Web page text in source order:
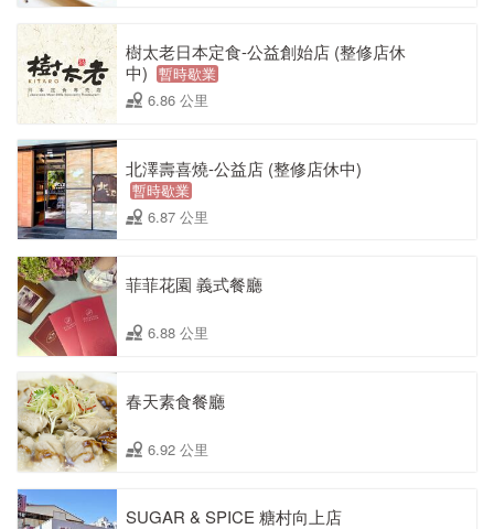
樹太老日本定食-公益創始店 (整修店休
中) 暫時歇業
6.86 公里
北澤壽喜燒-公益店 (整修店休中)
暫時歇業
6.87 公里
菲菲花園 義式餐廳
6.88 公里
春天素食餐廳
6.92 公里
SUGAR & SPICE 糖村向上店